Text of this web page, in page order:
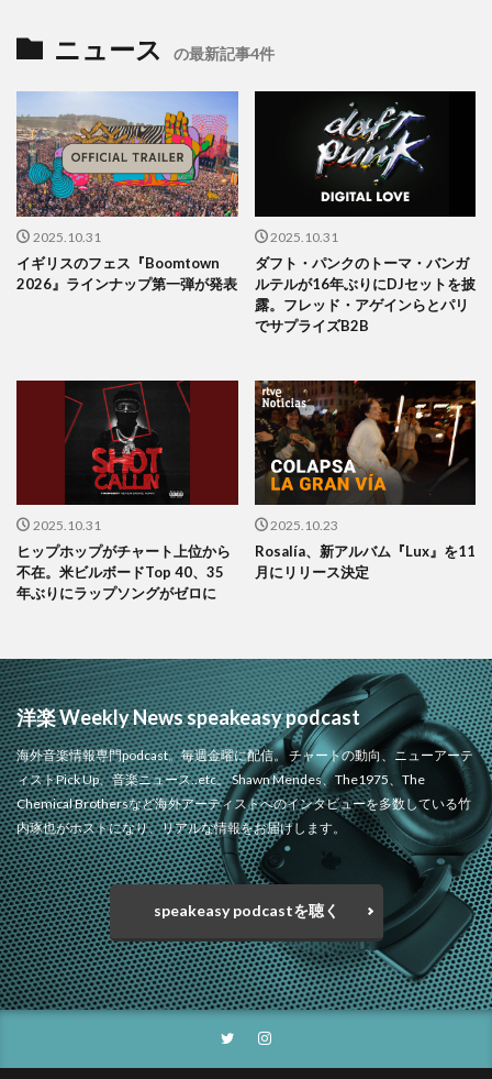
ニュース の最新記事4件
2025.10.31
イギリスのフェス『Boomtown
2026』ラインナップ第一弾が発表
2025.10.31
ダフト・パンクのトーマ・バンガ
ルテルが16年ぶりにDJセットを披
露。フレッド・アゲインらとパリ
でサプライズB2B
2025.10.31
ヒップホップがチャート上位から
不在。米ビルボードTop 40、35
年ぶりにラップソングがゼロに
2025.10.23
Rosalía、新アルバム『Lux』を11
月にリリース決定
洋楽 Weekly News speakeasy podcast
海外音楽情報専門podcast。毎週金曜に配信。 チャートの動向、ニューアーテ
ィストPick Up、音楽ニュース..etc。 Shawn Mendes、The1975、The
Chemical Brothersなど海外アーティストへのインタビューを多数している竹
内琢也がホストになり、リアルな情報をお届けします。
speakeasy podcastを聴く